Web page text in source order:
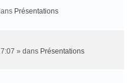
Présentations
» dans Présentations